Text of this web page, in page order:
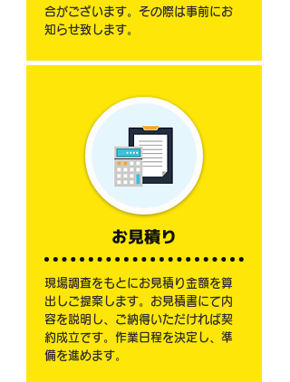
合がございます。その際は事前にお
知らせ致します。
お見積り
現場調査をもとにお見積り金額を算
出しご提案します。お見積書にて内
容を説明し、ご納得いただければ契
約成立です。作業日程を決定し、準
備を進めます。